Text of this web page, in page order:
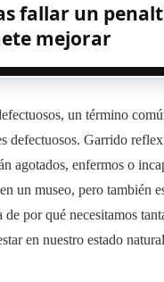
fallar un
mejorar
un término
defectuosos. Garrido
agotados, enfermos o
un museo, pero también
por qué necesitamos
en nuestro estado